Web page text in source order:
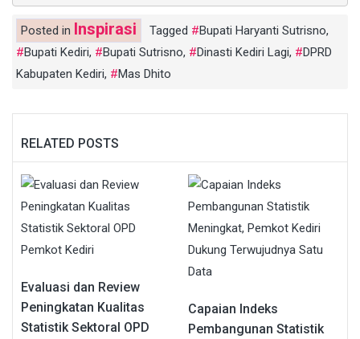
Posted in Inspirasi Tagged Bupati Haryanti Sutrisno,
Bupati Kediri, Bupati Sutrisno, Dinasti Kediri Lagi,
DPRD
Kabupaten Kediri, Mas Dhito
RELATED POSTS
Evaluasi dan Review
Peningkatan Kualitas
Statistik Sektoral OPD
Capaian Indeks
Pembangunan Statistik